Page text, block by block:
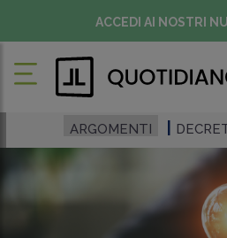
ACCEDI AI NOSTRI
ARGOMENTI